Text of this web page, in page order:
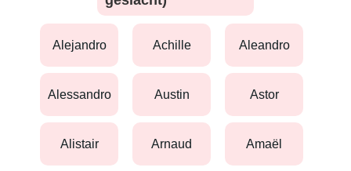
alejandro achille aleandro
alessandro austin astor
alistair arnaud amaël